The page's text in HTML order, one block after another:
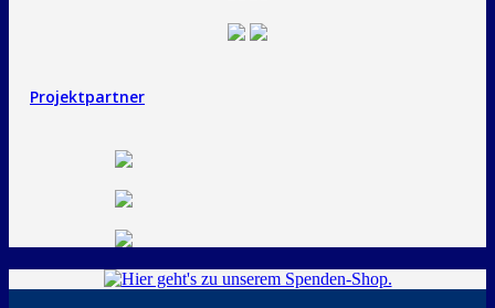
Projektpartner